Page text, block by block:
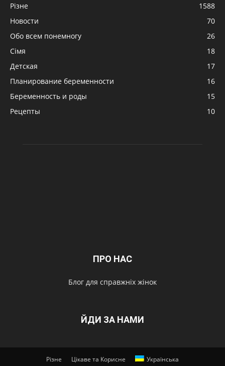
Різне
1588
Новости
70
Обо всем понемногу
26
Сімя
18
Детская
17
Планирование беременности
16
Беременность и роды
15
Рецепты
10
ПРО НАС
Блог для справжніх жінок
ЙДИ ЗА НАМИ
Різне Цікаве та Корисне Українська